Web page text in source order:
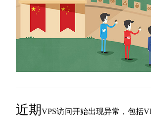
近期VPS访问开始出现异常，包括